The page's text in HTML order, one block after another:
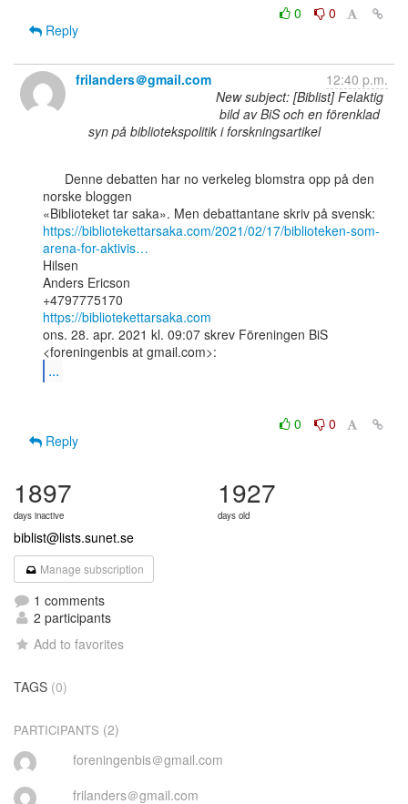
0
0
Reply
frilanders＠gmail.com
12:40 p.m.
New subject: [Biblist] Felaktig
bild av BiS och en förenklad
syn på bibliotekspolitik i forskningsartikel
norske bloggen
https://bibliotekettarsaka.com/2021/02/17/biblioteken-som-
arena-for-aktivis…
Hilsen
Anders Ericson
https://bibliotekettarsaka.com
ons. 28. apr. 2021 kl. 09:07 skrev Föreningen BiS
...
0
0
Reply
1897
days inactive
1927
days old
biblist@lists.sunet.se
Manage subscription
1 comments
2 participants
Add to favorites
TAGS (0)
PARTICIPANTS (2)
foreningenbis＠gmail.com
frilanders＠gmail.com